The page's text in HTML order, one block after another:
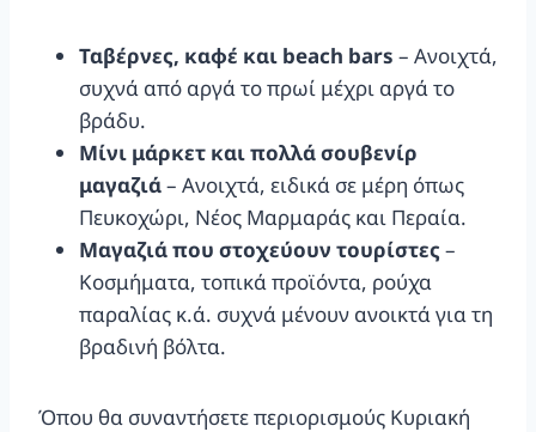
Ταβέρνες, καφέ και beach bars – Ανοιχτά,
συχνά από αργά το πρωί μέχρι αργά το
βράδυ.
Μίνι μάρκετ και πολλά σουβενίρ
μαγαζιά– Ανοιχτά, ειδικά σε μέρη όπως
Πευκοχώρι, Νέος Μαρμαράς και Περαία.
Μαγαζιά που στοχεύουν τουρίστες –
Κοσμήματα, τοπικά προϊόντα, ρούχα
παραλίας κ.ά. συχνά μένουν ανοικτά για τη
βραδινή βόλτα.
Όπου θα συναντήσετε περιορισμούς Κυριακή